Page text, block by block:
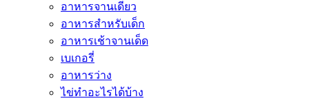
อาหารจานเดียว
อาหารสำหรับเด็ก
อาหารเช้าจานเด็ด
เบเกอรี่
อาหารว่าง
ไข่ทำอะไรได้บ้าง